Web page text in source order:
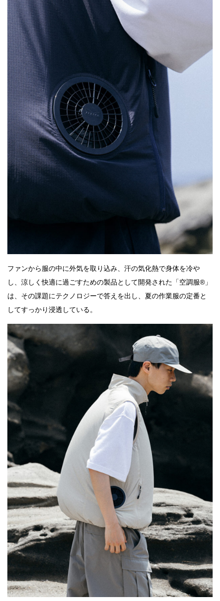
ファンから服の中に外気を取り込み、汗の気化熱で身体を冷や
し、涼しく快適に過ごすための製品として開発された「空調服®」
は、その課題にテクノロジーで答えを出し、夏の作業服の定番と
してすっかり浸透している。